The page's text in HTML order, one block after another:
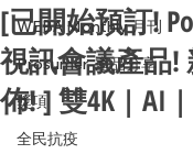
WEBA Monthly 月刊
Prosumer-產品分享
獎項
全民抗疫
[已開始預訂!
視訊會議產品!
佈! ] 雙4K | AI |